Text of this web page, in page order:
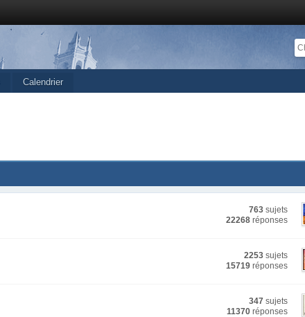
Calendrier
763 sujets
22268 réponses
2253 sujets
15719 réponses
347 sujets
11370 réponses